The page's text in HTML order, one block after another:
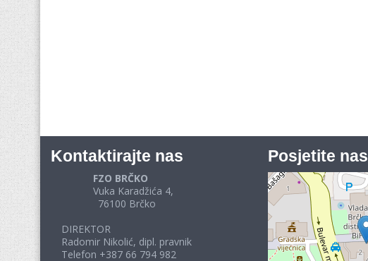
Kontaktirajte nas
FZO BRČKO
Vuka Karadžića 4,
76100 Brčko
DIREKTOR
Radomir Nikolić, dipl. pravnik
Telefon +387 66 794 982
Posjetite nas